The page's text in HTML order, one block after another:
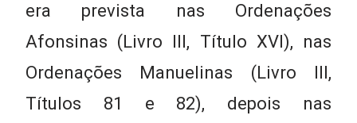
era prevista nas Ordenações
Afonsinas (Livro III, Título XVI), nas
Ordenações Manuelinas (Livro III,
Títulos 81 e 82), depois nas